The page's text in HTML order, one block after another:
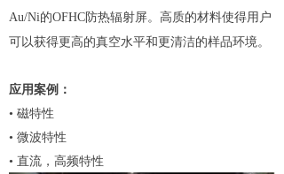
Au/Ni的OFHC防热辐射屏。高质的材料使得用户
可以获得更高的真空水平和更清洁的样品环境。
应用案例：
• 磁特性
• 微波特性
• 直流，高频特性